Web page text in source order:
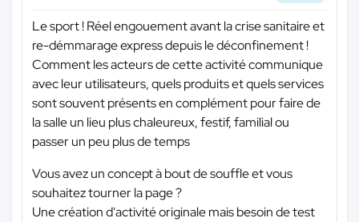
Le sport ! Réel engouement avant la crise sanitaire et
re-démmarage express depuis le déconfinement !
Comment les acteurs de cette activité communique
avec leur utilisateurs, quels produits et quels services
sont souvent présents en complément pour faire de
la salle un lieu plus chaleureux, festif, familial ou
passer un peu plus de temps
Vous avez un concept à bout de souffle et vous
souhaitez tourner la page ?
Une création d'activité originale mais besoin de test